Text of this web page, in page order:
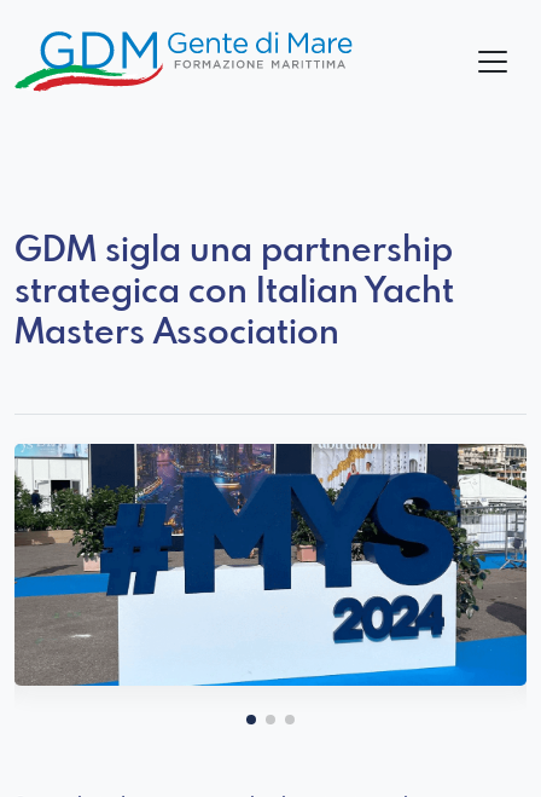
GDM sigla una partnership
strategica con Italian Yacht
Masters Association